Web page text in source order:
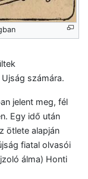
számára.
jelent meg, fél
Egy idő után
ötlete alapján
fiatal olvasói
álma) Honti